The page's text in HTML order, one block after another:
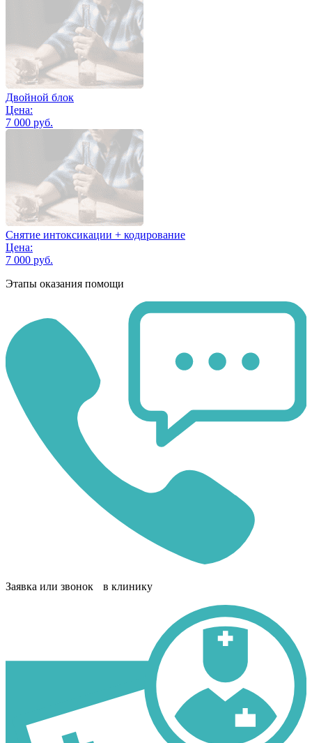
Двойной блок
Цена:
7 000 руб.
Снятие интоксикации + кодирование
Цена:
7 000 руб.
Этапы оказания помощи
Заявка или звонок в клинику